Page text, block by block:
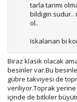
tarla tarimi
bildigin sudur..
ol..
Iskalanan bi
kadar
Af buyur da..
zorlasan belki
dememisler
Biraz klasik olacak
besinler var.Bu
gübre takviyesi de
veriliyor.Toprak
içinde de bitkiler